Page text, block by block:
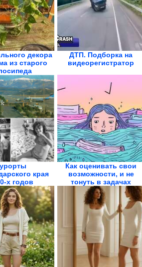
декора
из старого
ДТП. Подборка на
видеорегистратор
края
х годов
Как оценивать свои
возможности, и не
тонуть в задачах